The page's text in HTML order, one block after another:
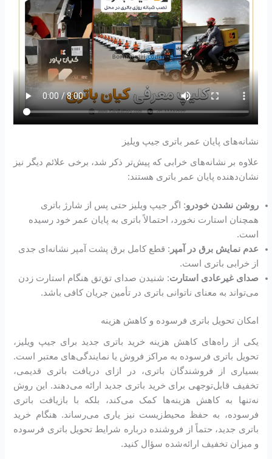
نشانه‌های پایان عمر باتری جیپ ویلیز
علاوه بر نشانه‌های خرابی که پیش‌تر ذکر شد، برخی علائم دیگر نیز
نشان‌دهنده پایان عمر باتری هستند:
روشن نشدن خودرو: اگر جیپ ویلیز حتی پس از شارژ باتری
همچنان استارت نخورد، احتمالاً باتری به پایان عمر خود رسیده
است.
عدم نمایش برق در آمپر : قطع کامل برق پشت آمپر نشانه‌ای جدی
از خرابی باتری است.
صدای غیرعادی استارت: شنیدن صدای تق‌تق هنگام استارت زدن
می‌تواند به معنای ناتوانی باتری در تأمین جریان کافی باشد.
امکان تحویل باتری فرسوده و کاهش هزینه
یکی از راه‌های کاهش هزینه خرید باتری جدید برای جیپ ویلیز،
تحویل باتری فرسوده به مراکز فروش یا نمایندگی‌های معتبر است.
بسیاری از فروشندگان باتری، در ازای دریافت باتری قدیمی،
تخفیف قابل‌توجهی برای خرید باتری جدید ارائه می‌دهند. این روش
نه‌تنها به کاهش هزینه‌ها کمک می‌کند، بلکه با بازیافت باتری
فرسوده، به حفظ محیط‌زیست نیز یاری می‌رساند. هنگام خرید
باتری جدید، حتماً از فروشنده درباره شرایط تحویل باتری فرسوده
و میزان تخفیف ارائه‌شده سؤال کنید.